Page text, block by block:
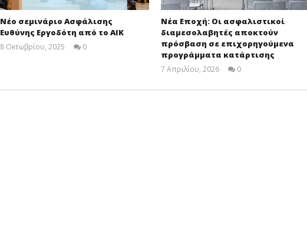
Νέο σεμινάριο Ασφάλισης
Ευθύνης Εργοδότη από το ΑΙΚ
8 Οκτωβρίου, 2025
0
Νέα Εποχή: Οι ασφαλιστικοί
διαμεσολαβητές αποκτούν
πρόσβαση σε επιχορηγούμενα
προγράμματα κατάρτισης
7 Απριλίου, 2026
Insurance
0